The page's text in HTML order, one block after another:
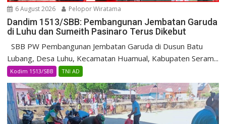
6 August 2026 Pelopor Wiratama
Dandim 1513/SBB: Pembangunan Jembatan Garuda
di Luhu dan Sumeith Pasinaro Terus Dikebut
SBB PW Pembangunan Jembatan Garuda di Dusun Batu
Lubang, Desa Luhu, Kecamatan Huamual, Kabupaten Seram...
Kodim 1513/SBB TNI AD